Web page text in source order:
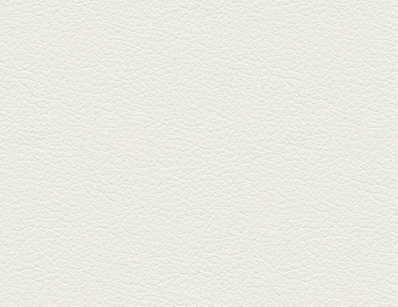
2025年8月15日放送
お刺身盛り合わせ＆干物
盛りの七輪焼き
酒場通りの「食楽みかげ」は、
オーナーこだわりの魚料理が味
わえ...
2025年7月25日放送
朝ごはんプレート＆かん
ぱちのカマ(塩焼き)
並木坂では珍しい朝ごはんの店
「コルハコ」で昼飲みの刻。
「銀し...
2025年7月4日放送
生姜香る鮭とイクラの土
鍋ご飯 など
銀杏中通りにこの春オープンし